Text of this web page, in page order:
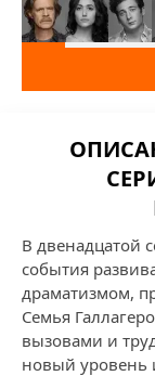
В двенадцатой
события
драматизмом,
Семья
вызовами и
новый уровень